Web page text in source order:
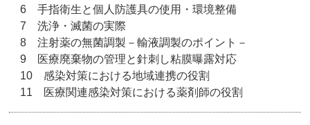
6 手指衛生と個人防護具の使用・環境整備
7 洗浄・滅菌の実際
8 注射薬の無菌調製－輸液調製のポイント－
9 医療廃棄物の管理と針刺し粘膜曝露対応
10 感染対策における地域連携の役割
11 医療関連感染対策における薬剤師の役割